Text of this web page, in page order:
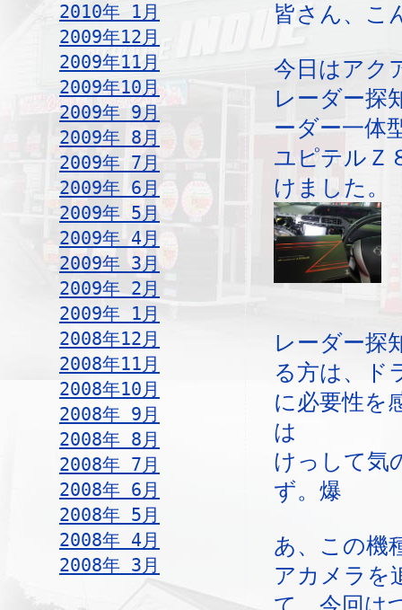
2010年 1月
2009年12月
2009年11月
2009年10月
2009年 9月
2009年 8月
2009年 7月
2009年 6月
2009年 5月
2009年 4月
2009年 3月
2009年 2月
2009年 1月
2008年12月
2008年11月
2008年10月
2008年 9月
2008年 8月
2008年 7月
2008年 6月
2008年 5月
2008年 4月
2008年 3月
皆さん、こ
今日はアク
レーダー探
ーダー一体
ユピテルＺ
けました。
レーダー探
る方は、ド
に必要性を
は
けっして気
ず。爆
あ、この機
アカメラを
て、今回は